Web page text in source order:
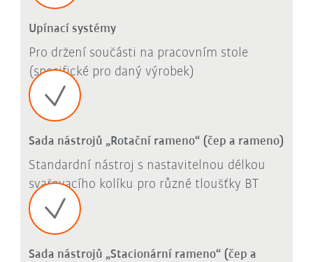
Upínací systémy
Pro držení součásti na pracovním stole
(specifické pro daný výrobek)
Sada nástrojů „Rotační rameno“ (čep a rameno)
Standardní nástroj s nastavitelnou délkou
svařovacího kolíku pro různé tloušťky BT
Sada nástrojů „Stacionární rameno“ (čep a